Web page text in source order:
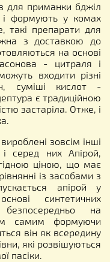
для приманки бджіл
і формують у комах
такі препарати для
з доставкою до
на основі
- цитраля і
входити різні
суміші кислот -
є традиційною
застаріла. Отже, і
зовсім інші
серед них Апірой,
ціною, що має
із засобами з
апірой у
синтетичних
на
самим формуючи
він як всередину
які розвішуються
пасіки.